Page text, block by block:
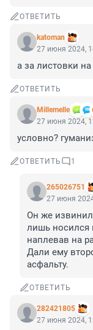
ОТВЕТИТЬ
katoman
27 июня 2024,
а за листовки
ОТВЕТИТЬ
Мillemelle
27 июня 2024,
условно?
ОТВЕТИТЬ 1
265026751
27 июня
Он же
лишь носился
наплевав на
Дали ему
асфальту.
ОТВЕТИТЬ
282421805
27 июня 2024,